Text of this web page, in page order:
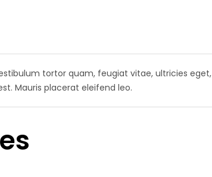
tortor quam, feugiat vitae, ultricies eget,
Mauris placerat eleifend leo.